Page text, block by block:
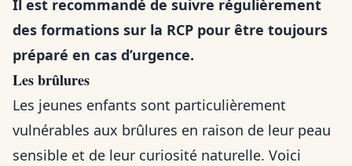
Il est recommandé de suivre régulièrement
des formations sur la RCP pour être toujours
préparé en cas d’urgence.
Les brûlures
Les jeunes enfants sont particulièrement
vulnérables aux brûlures en raison de leur peau
sensible et de leur curiosité naturelle. Voici